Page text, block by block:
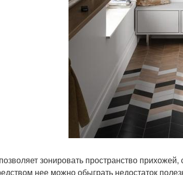
зонировать пространство прихожей,
нее можно обыграть недостаток